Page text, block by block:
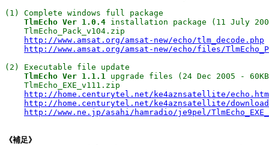
(1) Complete windows full package
TlmEcho Ver 1.0.4 installation package (11 July
    TlmEcho_Pack_v104.zip
http://www.amsat.org/amsat-new/echo/tlm_decode.php
http://www.amsat.org/amsat-new/echo/files/
(2) Executable file update
TlmEcho Ver 1.1.1
upgrade files (24 Dec 2005 -
    TlmEcho_EXE_v111.zip
http://home.centurytel.net/ke4aznsatellite/echo.htm
http://home.centurytel.net/ke4aznsatellite/download/
http://www.ne.jp/asahi/hamradio/je9pel/
《補足》